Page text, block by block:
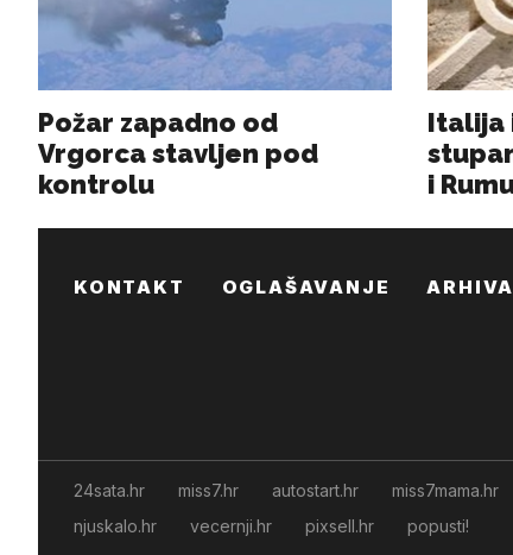
KONTAKT OGLAŠAVANJE ARHIVA
24sata.hr miss7.hr autostart.hr miss7mama.hr
njuskalo.hr
vecernji.hr pixsell.hr popusti!